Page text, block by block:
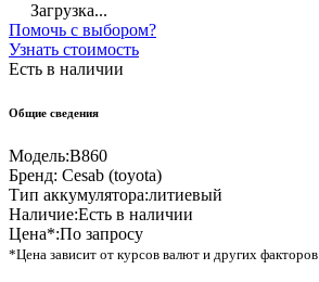
Загрузка...
Помочь с выбором?
Узнать стоимость
Есть в наличии
Общие сведения
Модель:B860
Бренд: Cesab (toyota)
Тип аккумулятора:литиевый
Наличие:Есть в наличии
Цена*:По запросу
*Цена зависит от курсов валют и других факторов